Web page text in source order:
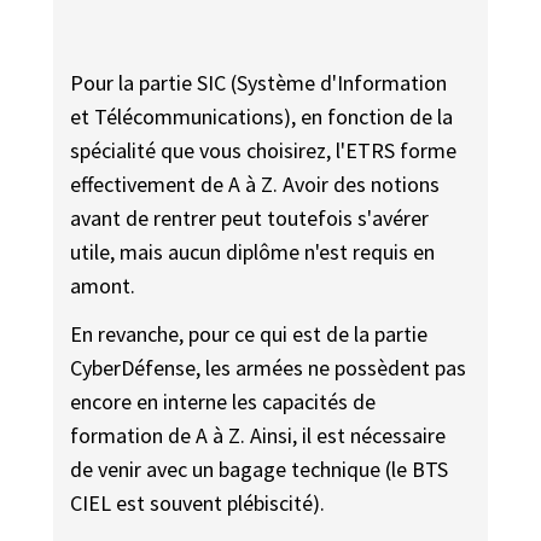
Pour la partie SIC (Système d'Information
et Télécommunications), en fonction de la
spécialité que vous choisirez, l'ETRS forme
effectivement de A à Z. Avoir des notions
avant de rentrer peut toutefois s'avérer
utile, mais aucun diplôme n'est requis en
amont.
En revanche, pour ce qui est de la partie
CyberDéfense, les armées ne possèdent pas
encore en interne les capacités de
formation de A à Z. Ainsi, il est nécessaire
de venir avec un bagage technique (le BTS
CIEL est souvent plébiscité).